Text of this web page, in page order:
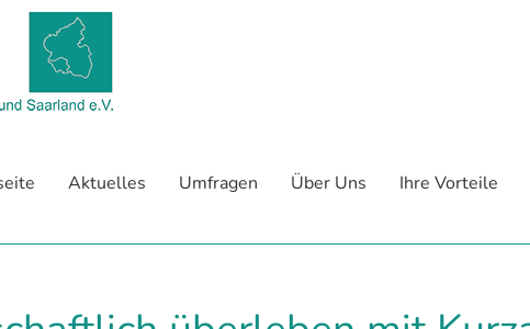
Aktuelles Umfragen Über Uns Ihre Vorteile